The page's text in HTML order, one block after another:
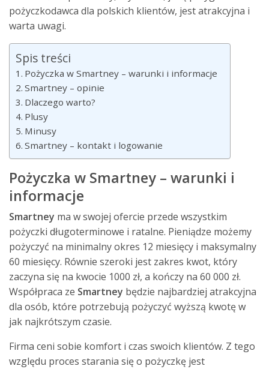
pożyczkodawca dla polskich klientów, jest atrakcyjna i
warta uwagi.
Spis treści
Pożyczka w Smartney – warunki i informacje
Smartney – opinie
Dlaczego warto?
Plusy
Minusy
Smartney – kontakt i logowanie
Pożyczka w Smartney – warunki i
informacje
Smartney ma w swojej ofercie przede wszystkim
pożyczki długoterminowe i ratalne. Pieniądze możemy
pożyczyć na minimalny okres 12 miesięcy i maksymalny
60 miesięcy. Równie szeroki jest zakres kwot, który
zaczyna się na kwocie 1000 zł, a kończy na 60 000 zł.
Współpraca ze Smartney będzie najbardziej atrakcyjna
dla osób, które potrzebują pożyczyć wyższą kwotę w
jak najkrótszym czasie.
Firma ceni sobie komfort i czas swoich klientów. Z tego
względu proces starania się o pożyczkę jest